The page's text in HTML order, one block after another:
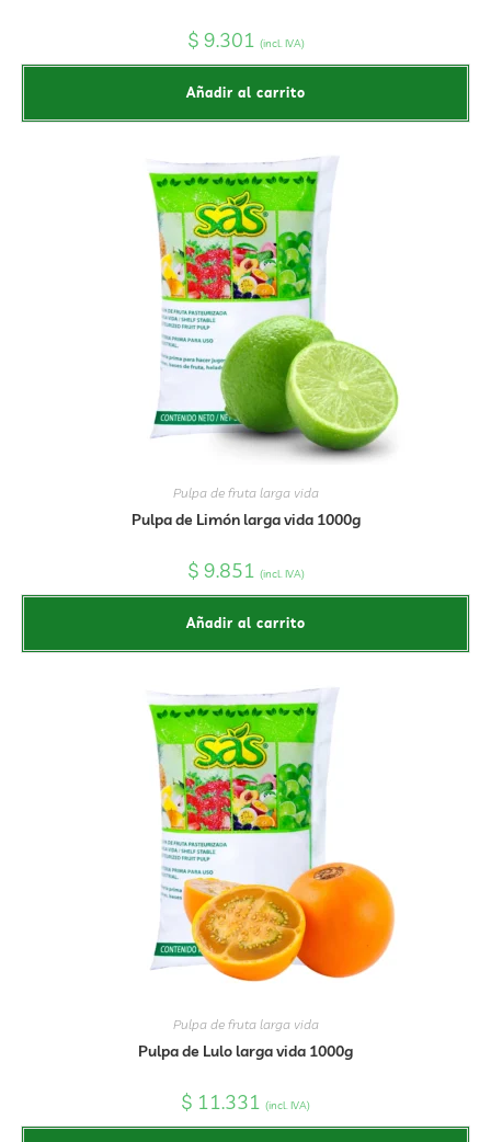
$ 9.301 (incl. IVA)
Añadir al carrito
Pulpa de fruta larga vida
Pulpa de Limón larga vida 1000g
$ 9.851 (incl. IVA)
Añadir al carrito
Pulpa de fruta larga vida
Pulpa de Lulo larga vida 1000g
$ 11.331 (incl. IVA)